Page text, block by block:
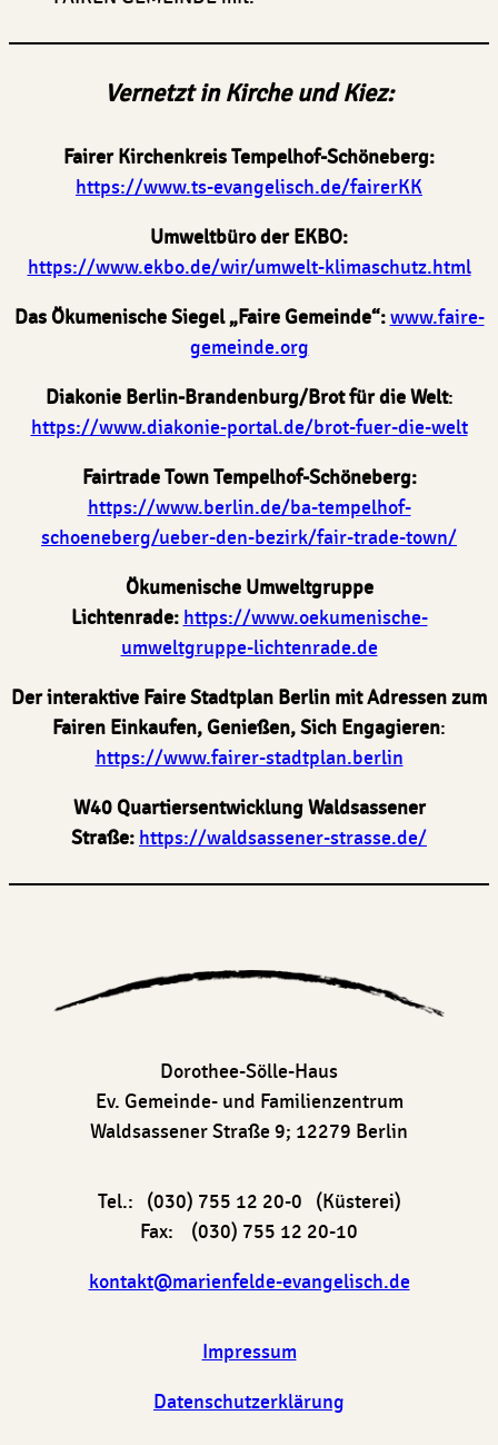
Vernetzt in Kirche und Kiez:
Fairer Kirchenkreis Tempelhof-Schöneberg:
https://www.ts-evangelisch.de/fairerKK
Umweltbüro der EKBO:
https://www.ekbo.de/wir/umwelt-klimaschutz.html
Das Ökumenische Siegel „Faire Gemeinde“: www.faire-
gemeinde.org
Diakonie Berlin-Brandenburg/Brot für die Welt:
https://www.diakonie-portal.de/brot-fuer-die-welt
Fairtrade Town Tempelhof-Schöneberg:
https://www.berlin.de/ba-tempelhof-
schoeneberg/ueber-den-bezirk/fair-trade-town/
Ökumenische Umweltgruppe
Lichtenrade: https://www.oekumenische-
umweltgruppe-lichtenrade.de
Der interaktive Faire Stadtplan Berlin mit Adressen zum
Fairen Einkaufen, Genießen, Sich Engagieren:
https://www.fairer-stadtplan.berlin
W40 Quartiersentwicklung Waldsassener
Straße: https://waldsassener-strasse.de/
Dorothee-Sölle-Haus
Ev. Gemeinde- und Familienzentrum
Waldsassener Straße 9; 12279 Berlin
Tel.: (030) 755 12 20-0 (Küsterei)
Fax: (030) 755 12 20-10
kontakt@marienfelde-evangelisch.de
Impressum
Datenschutzerklärung